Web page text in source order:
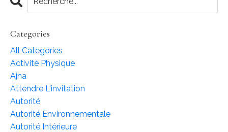
Categories
All Categories
Activité Physique
Ajna
Attendre L'invitation
Autorité
Autorité Environnementale
Autorité Intérieure